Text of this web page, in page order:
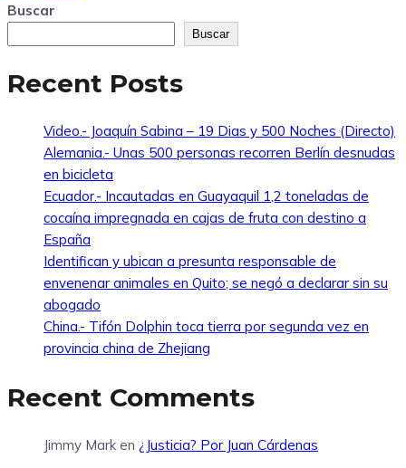
Buscar
Buscar
Recent Posts
Video.- Joaquín Sabina – 19 Dias y 500 Noches (Directo)
Alemania.- Unas 500 personas recorren Berlín desnudas
en bicicleta
Ecuador.- Incautadas en Guayaquil 1,2 toneladas de
cocaína impregnada en cajas de fruta con destino a
España
Identifican y ubican a presunta responsable de
envenenar animales en Quito; se negó a declarar sin su
abogado
China.- Tifón Dolphin toca tierra por segunda vez en
provincia china de Zhejiang
Recent Comments
Jimmy Mark en ¿Justicia? Por Juan Cárdenas